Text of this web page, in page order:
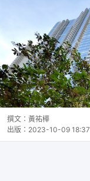
撰文： 黃祐樺
出版： 2023-10-09 18:37